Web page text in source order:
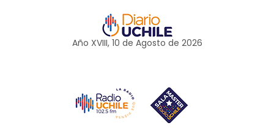
Año XVIII, 10 de Agosto de 2026